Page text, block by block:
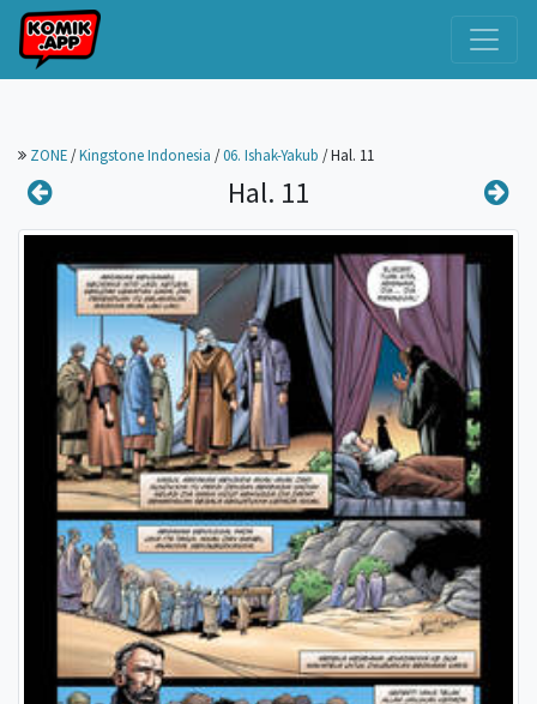
ZONE /Kingstone Indonesia /06. Ishak-Yakub /Hal. 11
Hal. 11